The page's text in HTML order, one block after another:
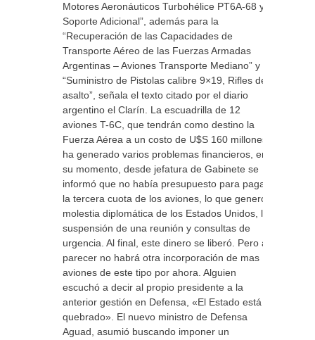
Motores Aeronáuticos Turbohélice PT6A-68 y
Soporte Adicional”, además para la
“Recuperación de las Capacidades de
Transporte Aéreo de las Fuerzas Armadas
Argentinas – Aviones Transporte Mediano” y
“Suministro de Pistolas calibre 9×19, Rifles de
asalto”, señala el texto citado por el diario
argentino el Clarín. La escuadrilla de 12
aviones T-6C, que tendrán como destino la
Fuerza Aérea a un costo de U$S 160 millones
ha generado varios problemas financieros, en
su momento, desde jefatura de Gabinete se
informó que no había presupuesto para pagar
la tercera cuota de los aviones, lo que generó
molestia diplomática de los Estados Unidos, la
suspensión de una reunión y consultas de
urgencia. Al final, este dinero se liberó. Pero al
parecer no habrá otra incorporación de mas
aviones de este tipo por ahora. Alguien
escuchó a decir al propio presidente a la
anterior gestión en Defensa, «El Estado está
quebrado». El nuevo ministro de Defensa
Aguad, asumió buscando imponer un